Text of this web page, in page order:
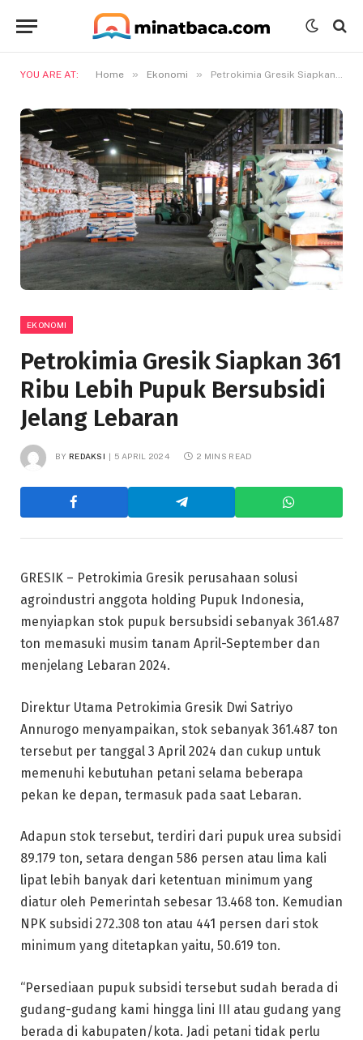
YOU ARE AT: Home » Ekonomi » Petrokimia Gresik Siapkan 361 Ribu Lebih Pupuk Bersubsidi Jelang Lebaran
EKONOMI
Petrokimia Gresik Siapkan 361
Ribu Lebih Pupuk Bersubsidi
Jelang Lebaran
BY REDAKSI 5 APRIL 2024 2 MINS READ
GRESIK – Petrokimia Gresik perusahaan solusi
agroindustri anggota holding Pupuk Indonesia,
menyiapkan stok pupuk bersubsidi sebanyak 361.487
ton memasuki musim tanam April-September dan
menjelang Lebaran 2024.
Direktur Utama Petrokimia Gresik Dwi Satriyo
Annurogo menyampaikan, stok sebanyak 361.487 ton
tersebut per tanggal 3 April 2024 dan cukup untuk
memenuhi kebutuhan petani selama beberapa
pekan ke depan, termasuk pada saat Lebaran.
Adapun stok tersebut, terdiri dari pupuk urea subsidi
89.179 ton, setara dengan 586 persen atau lima kali
lipat lebih banyak dari ketentuan minimum yang
diatur oleh Pemerintah sebesar 13.468 ton. Kemudian
NPK subsidi 272.308 ton atau 441 persen dari stok
minimum yang ditetapkan yaitu, 50.619 ton.
“Persediaan pupuk subsidi tersebut sudah berada di
gudang-gudang kami hingga lini III atau gudang yang
berada di kabupaten/kota. Jadi petani tidak perlu